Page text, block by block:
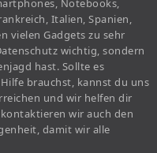
Notebooks,
Italien, Spanien,
vielen Gadgets zu sehr
wichtig, sondern
hast. Sollte es
brauchst, kannst du uns
und wir helfen dir
wir auch den
damit wir alle